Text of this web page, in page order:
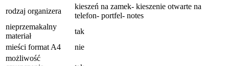
rodzaj organizera
kieszeń na zamek- kieszenie otwarte na
telefon- portfel- notes
nieprzemakalny
materiał
tak
mieści format A4
nie
możliwość